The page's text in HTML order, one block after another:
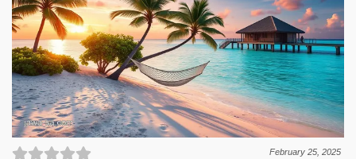
February 25, 2025